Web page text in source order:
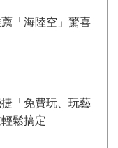
「海陸空」驚喜
「免費玩、玩藝
鬆搞定